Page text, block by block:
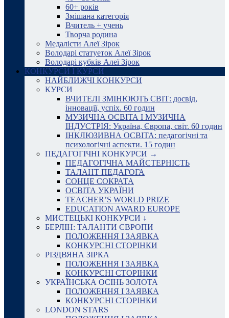
60+ років
Змішана категорія
Вчитель + учень
Творча родина
Медалісти Алеї Зірок
Володарі статуеток Алеї Зірок
Володарі кубків Алеї Зірок
КОНКУРСИ І КУРСИ
НАЙБЛИЖЧІ КОНКУРСИ
КУРСИ
ВЧИТЕЛІ ЗМІНЮЮТЬ СВІТ: досвід,
інновації, успіх. 60 годин
МУЗИЧНА ОСВІТА І МУЗИЧНА
ІНДУСТРІЯ: Україна, Європа, світ. 60 годин
ІНКЛЮЗИВНА ОСВІТА: педагогічні та
психологічні аспекти. 15 годин
ПЕДАГОГІЧНІ КОНКУРСИ →
ПЕДАГОГІЧНА МАЙСТЕРНІСТЬ
ТАЛАНТ ПЕДАГОГА
СОНЦЕ СОКРАТА
ОСВІТА УКРАЇНИ
TEACHER’S WORLD PRIZE
EDUCATION AWARD EUROPE
МИСТЕЦЬКІ КОНКУРСИ ↓
БЕРЛІН: ТАЛАНТИ ЄВРОПИ
ПОЛОЖЕННЯ І ЗАЯВКА
КОНКУРСНІ СТОРІНКИ
РІЗДВЯНА ЗІРКА
ПОЛОЖЕННЯ І ЗАЯВКА
КОНКУРСНІ СТОРІНКИ
УКРАЇНСЬКА ОСІНЬ ЗОЛОТА
ПОЛОЖЕННЯ І ЗАЯВКА
КОНКУРСНІ СТОРІНКИ
LONDON STARS